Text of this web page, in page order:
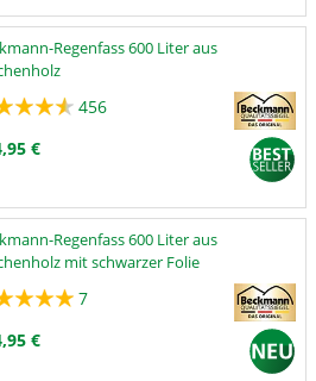
Regenfass 600 Liter aus
456
€
Regenfass 600 Liter aus
mit schwarzer Folie
7
€